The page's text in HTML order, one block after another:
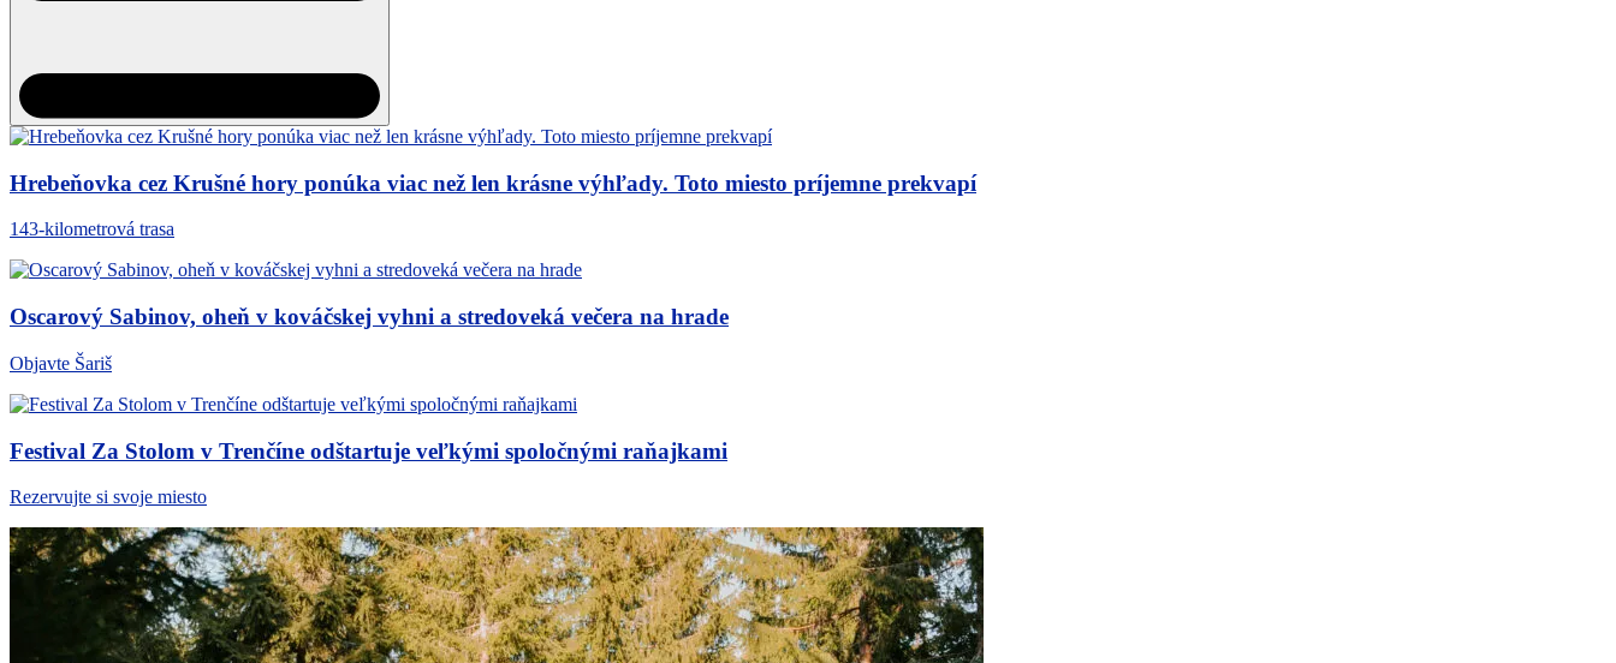
Hrebeňovka cez Krušné hory ponúka viac než len krásne výhľady. Toto miesto príjemne prekvapí
143-kilometrová trasa
Oscarový Sabinov, oheň v kováčskej vyhni a stredoveká večera na hrade
Objavte Šariš
Festival Za Stolom v Trenčíne odštartuje veľkými spoločnými raňajkami
Rezervujte si svoje miesto